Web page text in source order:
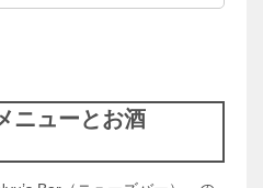
ニューとお酒